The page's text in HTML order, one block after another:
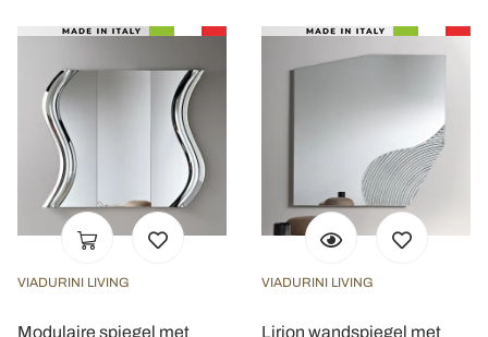
VIADURINI LIVING
Modulaire spiegel met
VIADURINI LIVING
Lirion wandspiegel met